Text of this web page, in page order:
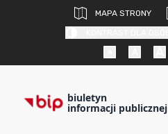
MAPA STRONY
biuletyn
informacji publicznej